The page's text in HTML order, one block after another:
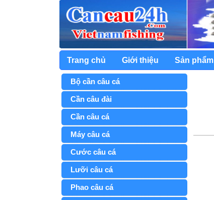
Trang chủ Giới thiệu Sản phẩm
Bộ cần câu cá
Cần câu đài
Cần câu cá
Máy câu cá
Cước câu cá
Lưỡi câu cá
Phao câu cá